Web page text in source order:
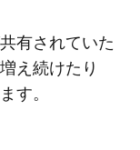
有されていた
え続けたり
す。